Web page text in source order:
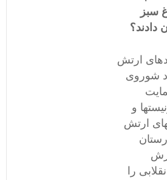
سبز
دادند؟
ارتش
شوروی
و
ارتش
را